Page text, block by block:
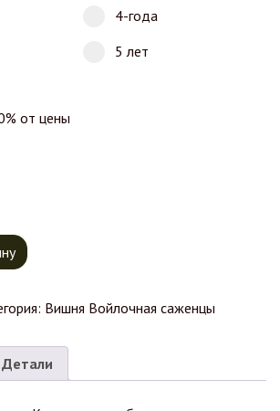
4-года
5 лет
от цены
Вишня Войлочная Красавица
Вишня Войлочная саженцы
Детали